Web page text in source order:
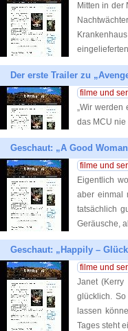
Mitten in der
Der erste Trailer zu
filme und
„Wir werden
das MCU nie
Geschaut: „A Good
filme und
Eigentlich
aber einmal
tatsächlich
Geräusche,
Geschaut: „Happily –
filme und
Janet
glücklich.
lassen
Tages steht